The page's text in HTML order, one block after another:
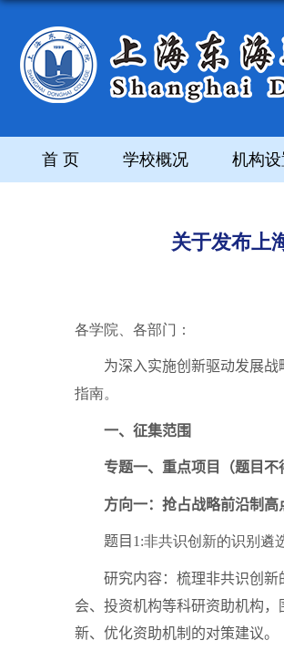
首 页 学校概况 机构设
关于发布上
各学院、各部门：
为深入实施创新驱动发展战
指南。
一、征集范围
专题一、重点项目（题目不
方向一：抢占战略前沿制高
题目 1:非共识创新的识别遴
研究内容：梳理非共识创新的
会、投资机构等科研资助机构
新、优化资助机制的对策建议。